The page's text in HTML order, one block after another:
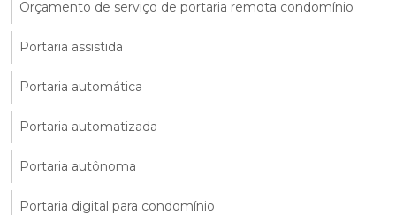
Orçamento de serviço de portaria remota condomínio
Portaria assistida
Portaria automática
Portaria automatizada
Portaria autônoma
Portaria digital para condomínio